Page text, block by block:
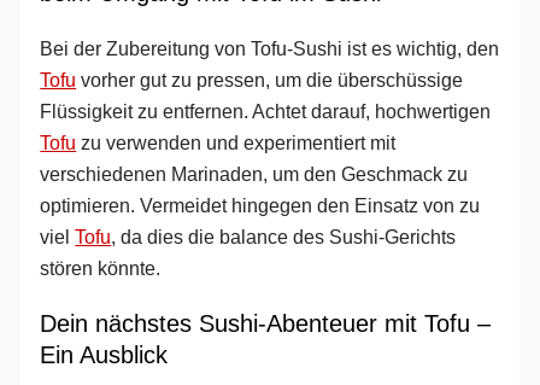
Bei der Zubereitung von Tofu-Sushi ist es wichtig, den
Tofu vorher gut zu pressen, um die überschüssige
Flüssigkeit zu entfernen. Achtet darauf, hochwertigen
Tofu zu verwenden und experimentiert mit
verschiedenen Marinaden, um den Geschmack zu
optimieren. Vermeidet hingegen den Einsatz von zu
vielTofu, da dies die balance des Sushi-Gerichts
stören könnte.
Dein nächstes Sushi-Abenteuer mit Tofu –
Ein Ausblick